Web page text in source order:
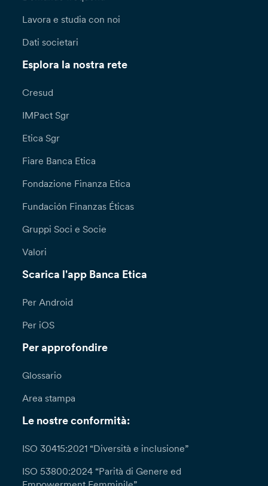
Lavora e studia con noi
Dati societari
Esplora la nostra rete
Cresud
IMPact Sgr
Etica Sgr
Fiare Banca Etica
Fondazione Finanza Etica
Fundación Finanzas Éticas
Gruppi Soci e Socie
Valori
Scarica l'app Banca Etica
Per Android
Per iOS
Per approfondire
Glossario
Area stampa
Le nostre conformità:
ISO 30415:2021 “Diversità e inclusione”
ISO 53800:2024 “Parità di Genere ed